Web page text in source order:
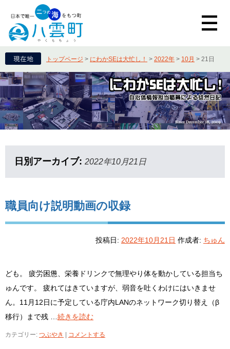
トップページ > にわかSEは大忙し！ > 2022年 > 10月 > 21日
日別アーカイブ: 2022年10月21日
職員向け説明動画の収録
投稿日: 2022年10月21日 作成者: ちゅん
ども。 疲労困憊、栄養ドリンクで無理やり体を動かしている担当ち
ゅんです。 疲れてはきていますが、弱音を吐くわけにはいきませ
ん。11月12日に予定している庁内LANのネットワーク切り替え（β
移行）まで残 … 続きを読む
カテゴリー: つぶやき コメントする